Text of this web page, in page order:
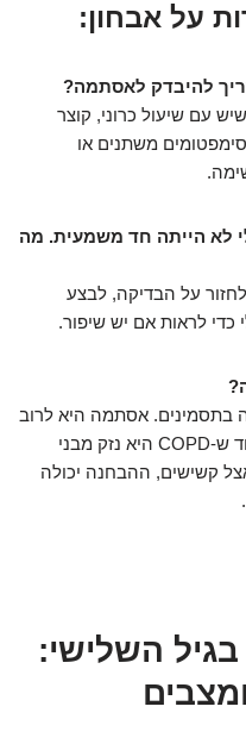
על אבחון:
להיבדק לאסתמה?
עם שיעול כרוני, קוצר
משתנים או
לא הייתה חד משמעית. מה
על הבדיקה, לבצע
כדי לראות אם יש שיפור.
בתסמינים. אסתמה היא לרוב
דלקת אלרגית הפיכה בסימפונות, בעוד ש-COPD היא נזק מבני
קשישים, ההבחנה יכולה
השלישי: